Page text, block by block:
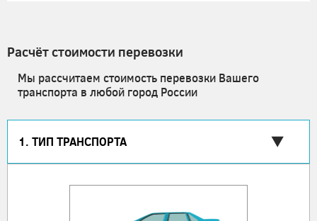
Расчёт стоимости перевозки
Мы рассчитаем стоимость перевозки Вашего
транспорта в любой город России
1. ТИП ТРАНСПОРТА